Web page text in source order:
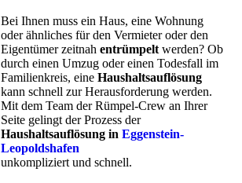
Bei Ihnen muss ein Haus, eine Wohnung
oder ähnliches für den Vermieter oder den
Eigentümer zeitnahentrümpelt werden? Ob
durch einen Umzug oder einen Todesfall im
Familienkreis, eineHaushaltsauflösung
kann schnell zur Herausforderung werden.
Mit dem Team der Rümpel-Crew an Ihrer
Seite gelingt der Prozess der
Haushaltsauflösung inEggenstein-
Leopoldshafen
unkompliziert und schnell.